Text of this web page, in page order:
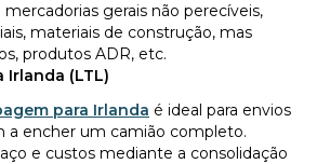
gerais não perecíveis,
materiais de construção, mas
produtos ADR, etc.
Irlanda (LTL)
para Irlanda é ideal para envios
a encher um camião completo.
e custos mediante a consolidação